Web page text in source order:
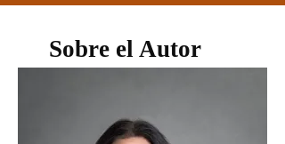
Sobre el Autor